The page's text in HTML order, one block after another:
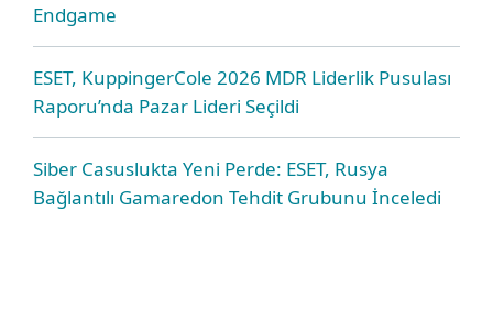
Endgame
ESET, KuppingerCole 2026 MDR Liderlik Pusulası
Raporu’nda Pazar Lideri Seçildi
Siber Casuslukta Yeni Perde: ESET, Rusya
Bağlantılı Gamaredon Tehdit Grubunu İnceledi